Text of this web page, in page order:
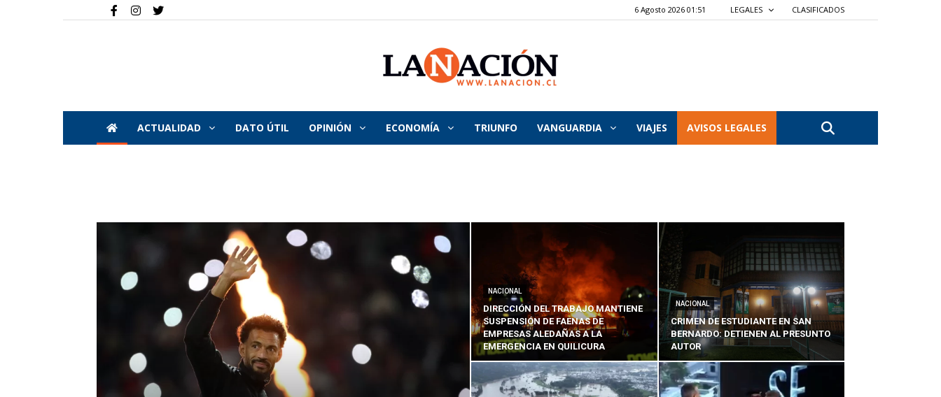
6 Agosto 2026 01:51 LEGALES CLASIFICADOS
La
Nación
ACTUALIDAD DATO ÚTIL OPINIÓN ECONOMÍA TRIUNFO VANGUARDIA VIAJES AVISOS LEGALES
NACIONAL
DIRECCIÓN DEL TRABAJO MANTIENE
SUSPENSIÓN DE FAENAS DE
EMPRESAS ALEDAÑAS A LA
EMERGENCIA EN QUILICURA
NACIONAL
CRIMEN DE ESTUDIANTE EN SAN
BERNARDO: DETIENEN AL PRESUNTO
AUTOR